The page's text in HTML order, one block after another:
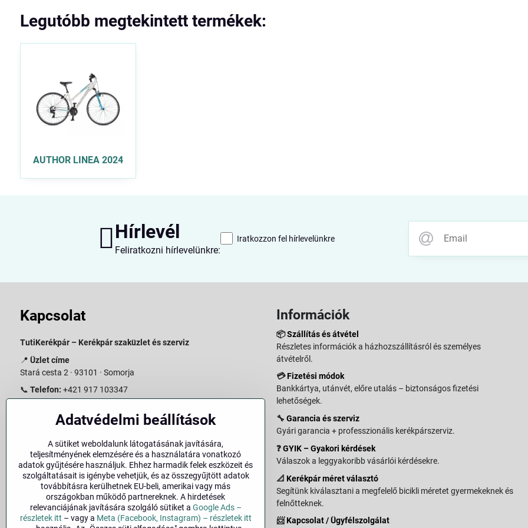
Legutóbb megtekintett termékek:
AUTHOR LINEA 2024
Hírlevél
Feliratkozni hírlevelünkre:
Iratkozzon fel hírlevelünkre
Kapcsolat
TutiKerékpár – Kerékpár szaküzlet és szerviz
📍 Üzlet címe
Stará cesta 2 · 93101 · Somorja
📞 Telefon: +421 917 103347
Nyitvatartás:
Hétfő–Péntek: 09:00–15:00
Szombat: 09:00–11:00
Vasárnap: Zárva
Bolt megtekintése a térképen(Google Maps link)
Információk
📦Szállítás és átvétel
Részletes információk a házhozszállításról és személyes
átvételről.
💳Fizetési módok
Bankkártya, utánvét, előre utalás – biztonságos fizetési
lehetőségek.
🔧 Garancia és szerviz
Gyári garancia + professzionális kerékpárszerviz.
❓GYIK – Gyakori kérdések
Válaszok a leggyakoribb vásárlói kérdésekre.
📐 Kerékpár méret választó
Segítünk kiválasztani a megfelelő bicikli méretet gyermekeknek és
felnőtteknek.
📨Kapcsolat / Ügyfélszolgálat
Adatvédelmi beállítások
A sütiket weboldalunk látogatásának javítására,
teljesítményének elemzésére és a használatára vonatkozó
adatok gyűjtésére használjuk. Ehhez harmadik felek eszközeit és
szolgáltatásait is igénybe vehetjük, és az összegyűjtött adatok
továbbításra kerülhetnek EU-beli, amerikai vagy más
országokban működő partnereknek. A hirdetések
relevanciájának javítására szolgáló sütiket a Google Ads –
részletek itt – vagy a Meta (Facebook, Instagram) – részletek itt